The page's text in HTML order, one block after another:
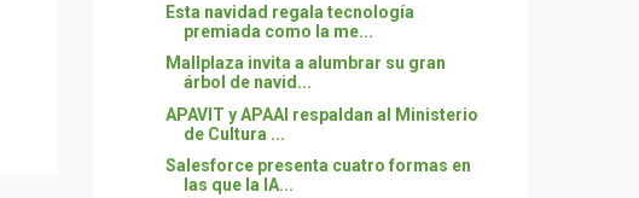
Esta navidad regala tecnología
premiada como la me...
Mallplaza invita a alumbrar su gran
árbol de navid...
APAVIT y APAAI respaldan al Ministerio
de Cultura ...
Salesforce presenta cuatro formas en
las que la IA...